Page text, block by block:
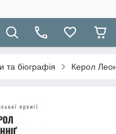
та біографія Керол